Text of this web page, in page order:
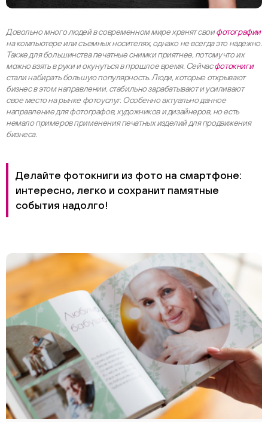
Довольно много людей в современном мире хранят своифотографии
на компьютере или съемных носителях, однако не всегда это надежно.
Также для большинства печатные снимки приятнее, потому что их
можно взять в руки и окунуться в прошлое время. Сейчасфотокниги
стали набирать большую популярность. Люди, которые открывают
бизнес в этом направлении, стабильно зарабатывают и усиливают
свое место на рынке фотоуслуг. Особенно актуально данное
направление для фотографов, художников и дизайнеров, но есть
немало примеров применения печатных изделий для продвижения
бизнеса.
Делайте фотокниги из фото на смартфоне:
интересно, легко и сохранит памятные
события надолго!